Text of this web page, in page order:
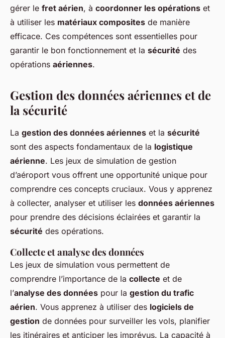
gérer le fret aérien, à coordonner les opérations et
à utiliser les matériaux composites de manière
efficace. Ces compétences sont essentielles pour
garantir le bon fonctionnement et la sécurité des
opérations aériennes.
Gestion des données aériennes et de
la sécurité
La gestion des données aériennes et la sécurité
sont des aspects fondamentaux de la logistique
aérienne. Les jeux de simulation de gestion
d’aéroport vous offrent une opportunité unique pour
comprendre ces concepts cruciaux. Vous y apprenez
à collecter, analyser et utiliser les données aériennes
pour prendre des décisions éclairées et garantir la
sécurité des opérations.
Collecte et analyse des données
Les jeux de simulation vous permettent de
comprendre l’importance de la collecte et de
l’analyse des données pour la gestion du trafic
aérien. Vous apprenez à utiliser des logiciels de
gestion de données pour surveiller les vols, planifier
les itinéraires et anticiper les imprévus. La capacité à